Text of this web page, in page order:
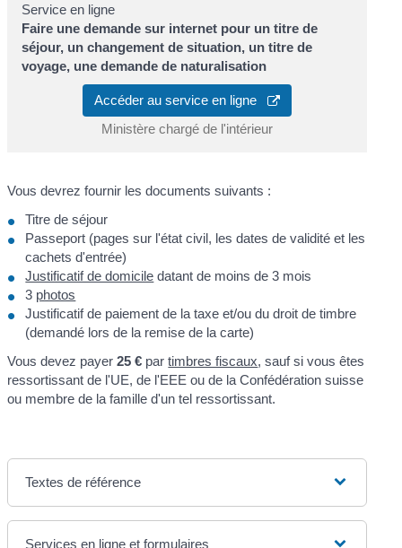
Service en ligne
Faire une demande sur internet pour un titre de
séjour, un changement de situation, un titre de
voyage, une demande de naturalisation
Accéder au service en ligne
Ministère chargé de l'intérieur
Vous devrez fournir les documents suivants :
Titre de séjour
Passeport (pages sur l'état civil, les dates de validité et les
cachets d'entrée)
Justificatif de domicile datant de moins de 3 mois
3 photos
Justificatif de paiement de la taxe et/ou du droit de timbre
(demandé lors de la remise de la carte)
Vous devez payer25 € partimbres fiscaux, sauf si vous êtes
ressortissant de l'UE, de l'EEE ou de la Confédération suisse
ou membre de la famille d'un tel ressortissant.
Textes de référence
Services en ligne et formulaires